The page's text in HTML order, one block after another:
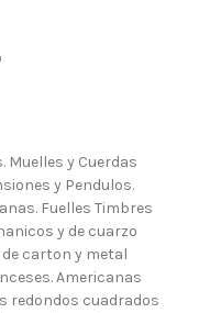
Muelles y Cuerdas
y Pendulos.
Fuelles Timbres
y de cuarzo
de carton y metal
Americanas
redondos cuadrados